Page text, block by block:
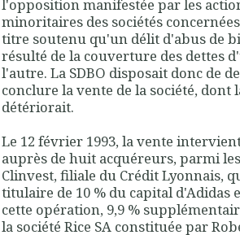
l'opposition manifestée par les
minoritaires des sociétés
titre soutenu qu'un délit d'abus de
résulté de la couverture des dettes
l'autre. La SDBO disposait donc de
conclure la vente de la société, dont
détériorait.
Le 12 février 1993,la vente
auprès de huit acquéreurs, parmi
Clinvest, filiale du Crédit Lyonnais,
titulaire de 10 % du capital d'Adidas
cette opération, 9,9 %
la société Rice SA constituée par